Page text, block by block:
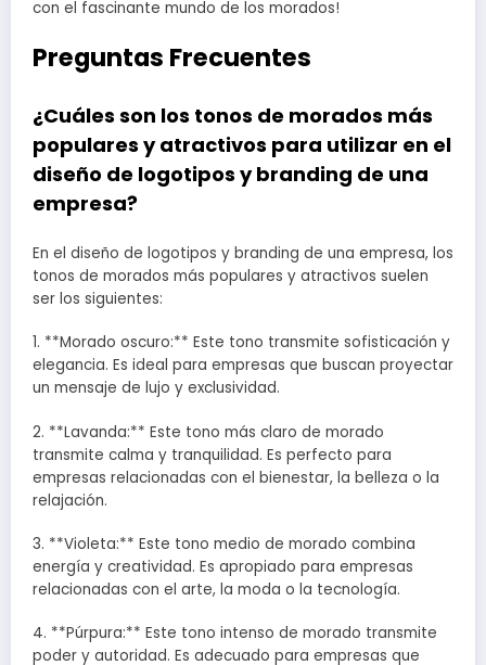
con el fascinante mundo de los morados!
Preguntas Frecuentes
¿Cuáles son los tonos de morados más
populares y atractivos para utilizar en el
diseño de logotipos y branding de una
empresa?
En el diseño de logotipos y branding de una empresa, los
tonos de morados más populares y atractivos suelen
ser los siguientes:
1. **Morado oscuro:** Este tono transmite sofisticación y
elegancia. Es ideal para empresas que buscan proyectar
un mensaje de lujo y exclusividad.
2. **Lavanda:** Este tono más claro de morado
transmite calma y tranquilidad. Es perfecto para
empresas relacionadas con el bienestar, la belleza o la
relajación.
3. **Violeta:** Este tono medio de morado combina
energía y creatividad. Es apropiado para empresas
relacionadas con el arte, la moda o la tecnología.
4. **Púrpura:** Este tono intenso de morado transmite
poder y autoridad. Es adecuado para empresas que